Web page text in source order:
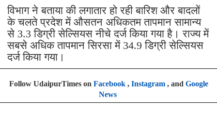
विभाग ने बताया की लगातार हो रही बारिश और बादलों
के चलते प्रदेश में औसतन अधिकतम तापमान सामान्य
से 3.3 डिग्री सेल्सियस नीचे दर्ज किया गया है। राज्य में
सबसे अधिक तापमान सिरसा में 34.9 डिग्री सेल्सियस
दर्ज किया गया।
Follow UdaipurTimes on Facebook, Instagram, and Google
News